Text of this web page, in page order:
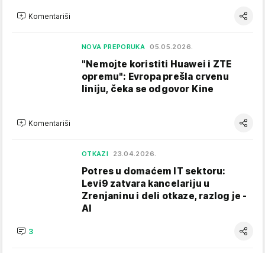
Komentariši
NOVA PREPORUKA 05.05.2026.
"Nemojte koristiti Huawei i ZTE
opremu": Evropa prešla crvenu
liniju, čeka se odgovor Kine
Komentariši
OTKAZI 23.04.2026.
Potres u domaćem IT sektoru:
Levi9 zatvara kancelariju u
Zrenjaninu i deli otkaze, razlog je -
AI
3